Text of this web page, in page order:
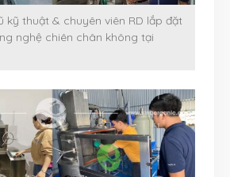
kỹ thuật & chuyên viên RD lắp đặt
nghệ chiên chân không tại